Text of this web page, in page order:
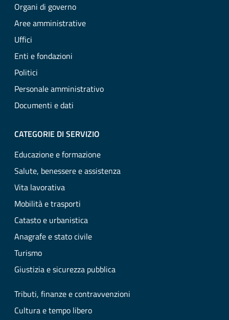
Organi di governo
Aree amministrative
Uffici
Enti e fondazioni
Politici
Personale amministrativo
Documenti e dati
CATEGORIE DI SERVIZIO
Educazione e formazione
Salute, benessere e assistenza
Vita lavorativa
Mobilità e trasporti
Catasto e urbanistica
Anagrafe e stato civile
Turismo
Giustizia e sicurezza pubblica
Tributi, finanze e contravvenzioni
Cultura e tempo libero